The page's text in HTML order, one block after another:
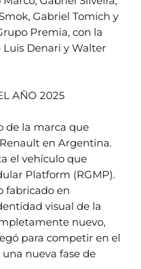
Gabriel Tomich y
Premia, con la
Denari y Walter
AÑO 2025
de la marca que
en Argentina.
el vehículo que
Platform (RGMP).
fabricado en
visual de la
nuevo,
para competir en el
nueva fase de